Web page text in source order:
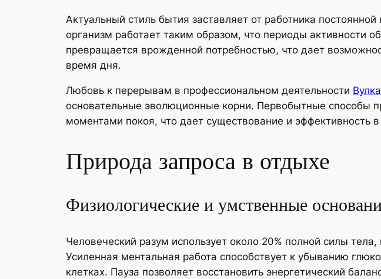
Актуальный стиль бытия заставляет от работника
организм работает таким образом, что периоды активности
превращается врожденной потребностью, что дает
время дня.
Любовь к перерывам в профессиональном деятельности
основательные эволюционные корни. Первобытные способы
моментами покоя, что дает существование и эффективность
Природа запроса в отдыхе
Физиологические и умственные
Человеческий разум использует около 20% полной силы
Усиленная ментальная работа способствует к убыванию
клетках. Пауза позволяет восстановить энергетический